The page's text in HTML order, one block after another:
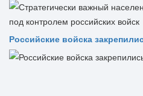
Российские войска